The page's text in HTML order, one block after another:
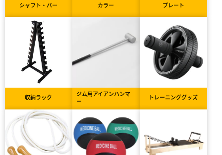
シャフト・バー カラー プレート
収納ラック
ジム用アイアンハンマ
ー
トレーニンググッズ